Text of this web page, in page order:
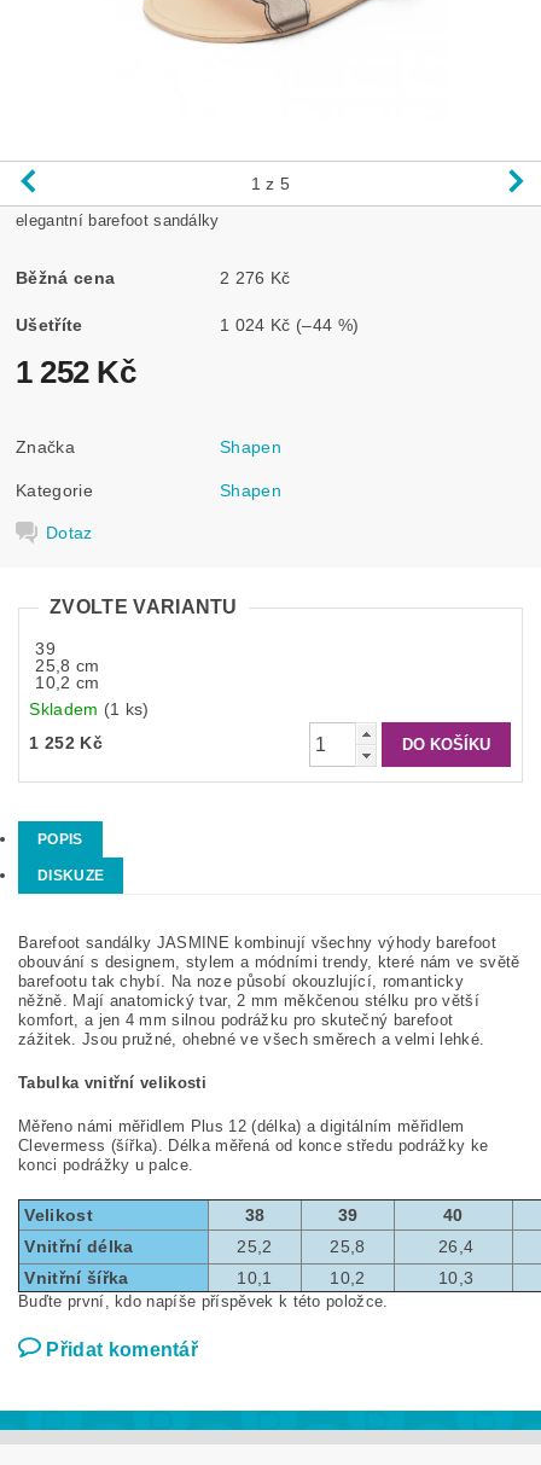
1 z 5
elegantní barefoot sandálky
Běžná cena 2 276 Kč
Ušetříte 1 024 Kč (–44 %)
1 252 Kč
Značka Shapen
Kategorie Shapen
Dotaz
ZVOLTE VARIANTU
39
25,8 cm
10,2 cm
Skladem (1 ks)
1 252 Kč
POPIS
DISKUZE
Barefoot sandálky JASMINE kombinují všechny výhody barefoot
obouvání s designem, stylem a módními trendy, které nám ve světě
barefootu tak chybí. Na noze působí okouzlující, romanticky
něžně. Mají anatomický tvar, 2 mm měkčenou stélku pro větší
komfort, a jen 4 mm silnou podrážku pro skutečný barefoot
zážitek. Jsou pružné, ohebné ve všech směrech a velmi lehké.
Tabulka vnitřní velikosti
Měřeno námi měřidlem Plus 12 (délka) a digitálním měřidlem
Clevermess (šířka). Délka měřená od konce středu podrážky ke
konci podrážky u palce.
Velikost 38 39
40
Vnitřní délka
25,2 25,8
26,4
Vnitřní šířka
10,1 10,2 10,3
Buďte první, kdo napíše příspěvek k této položce.
Přidat komentář